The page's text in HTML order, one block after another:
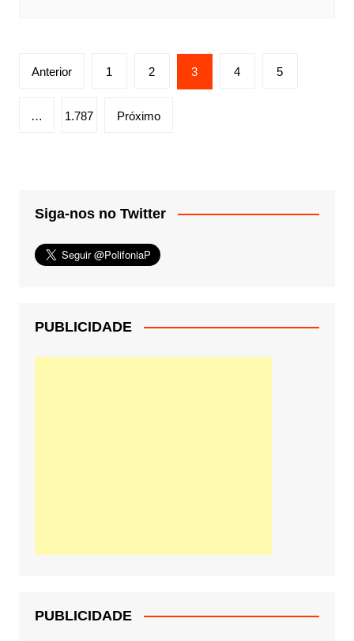
Paginação
posts
Anterior 1 2 3 4 5
… 1.787 Próximo
Siga-nos no Twitter
PUBLICIDADE
PUBLICIDADE